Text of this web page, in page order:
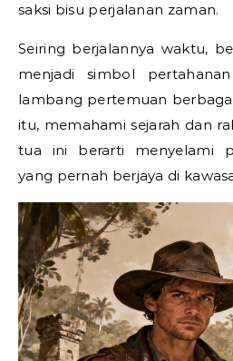
saksi bisu perjalanan zaman.
Seiring berjalannya waktu,
menjadi simbol
lambang pertemuan
itu, memahami sejarah dan
tua ini berarti menyelami
yang pernah berjaya di